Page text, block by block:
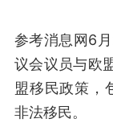
参考消息网6
议会议员与欧
盟移民政策，
非法移民。